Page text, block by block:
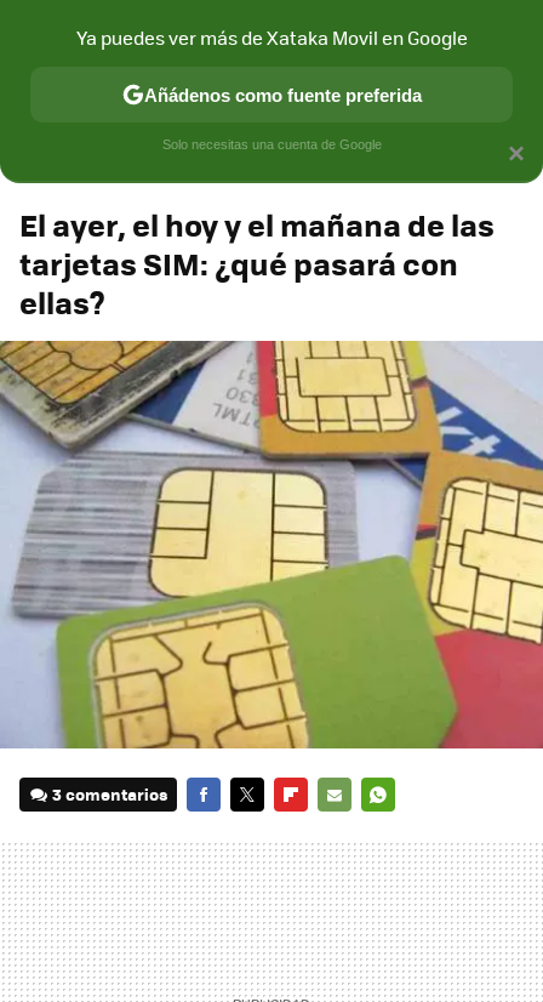
marca que se menciona
Espacio Sony
El ayer, el hoy y el mañana de las
tarjetas SIM: ¿qué pasará con
ellas?
3 comentarios
MAIL
×
Ya puedes ver más de Xataka Movil en Google
Añádenos como fuente preferida
Solo necesitas una cuenta de Google